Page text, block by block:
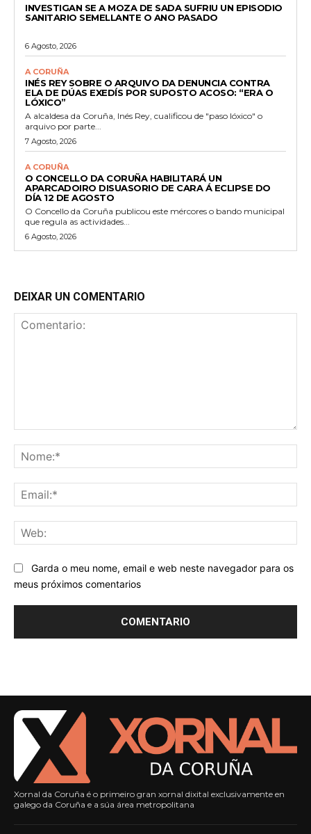
INVESTIGAN SE A MOZA DE SADA SUFRIU UN EPISODIO
SANITARIO SEMELLANTE O ANO PASADO
6 Agosto, 2026
A CORUÑA
INÉS REY SOBRE O ARQUIVO DA DENUNCIA CONTRA
ELA DE DÚAS EXEDÍS POR SUPOSTO ACOSO: “ERA O
LÓXICO”
A alcaldesa da Coruña, Inés Rey, cualificou de "paso lóxico" o
arquivo por parte...
7 Agosto, 2026
A CORUÑA
O CONCELLO DA CORUÑA HABILITARÁ UN
APARCADOIRO DISUASORIO DE CARA Á ECLIPSE DO
DÍA 12 DE AGOSTO
O Concello da Coruña publicou este mércores o bando municipal
que regula as actividades...
6 Agosto, 2026
DEIXAR UN COMENTARIO
Garda o meu nome, email e web neste navegador para os
meus próximos comentarios
Xornal da Coruña é o primeiro gran xornal dixital exclusivamente en
galego da Coruña e a súa área metropolitana